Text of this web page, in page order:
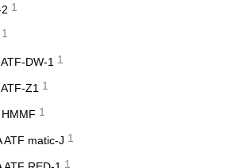
1
1
DW-1 1
Z1 1
1
ATF matic-J 1
1